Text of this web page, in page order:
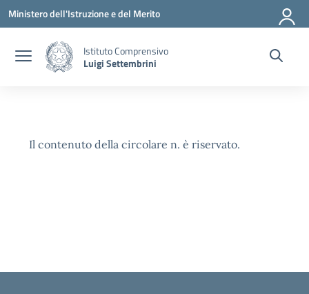
Vai ai contenuti
Vai al menu di navigazione
Vai al footer
Ministero dell'Istruzione e del Merito
Istituto Comprensivo
Luigi Settembrini
Il contenuto della circolare n. è riservato.